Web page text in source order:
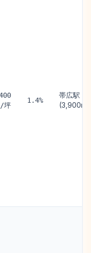
坪
1.4%
帯広駅
(3,900m)